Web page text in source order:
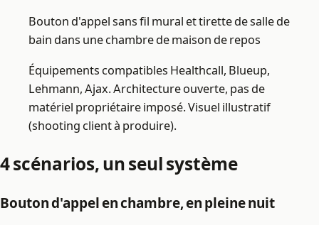
Bouton d'appel sans fil mural et tirette de salle de
bain dans une chambre de maison de repos
Équipements compatibles Healthcall, Blueup,
Lehmann, Ajax. Architecture ouverte, pas de
matériel propriétaire imposé. Visuel illustratif
(shooting client à produire).
4 scénarios, un seul système
Bouton d'appel en chambre, en pleine nuit